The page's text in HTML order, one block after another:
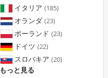
イタリア (185)
オランダ (23)
ポーランド (23)
ドイツ (22)
スロバキア (20)
もっと見る